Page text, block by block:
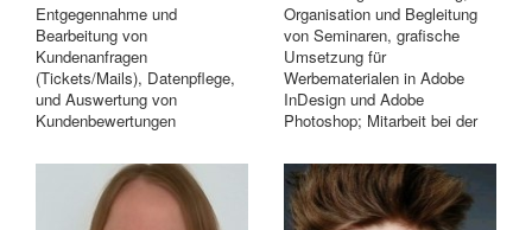
Entgegennahme und
Bearbeitung von
Kundenanfragen
(Tickets/Mails), Datenpflege,
und Auswertung von
Kundenbewertungen
habe ich kurzfristig bei Instaff
Organisation und Begleitung
von Seminaren, grafische
Umsetzung für
Werbematerialen in Adobe
InDesign und Adobe
Photoshop; Mitarbeit bei der
me...